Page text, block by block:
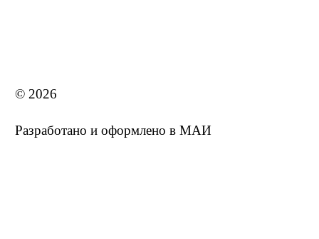
© 2026
Разработано и оформлено в МАИ